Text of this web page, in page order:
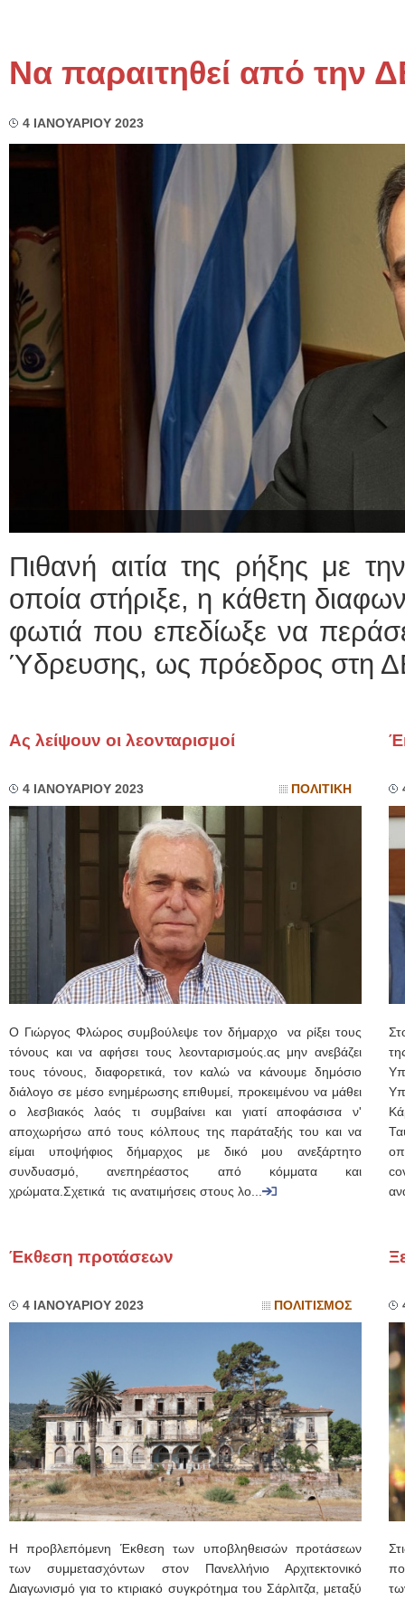
Να παραιτηθεί από την
4 ΙΑΝΟΥΑΡΙΟΥ 2023
Πιθανή αιτία της ρήξης με
οποία στήριξε, η κάθετη
φωτιά που επεδίωξε να
Ύδρευσης, ως πρόεδρος στη
Ας λείψουν οι λεονταρισμοί
4 ΙΑΝΟΥΑΡΙΟΥ 2023 ΠΟΛΙΤΙΚΗ
Ο Γιώργος Φλώρος συμβούλεψε τον δήμαρχο να ρίξει τους
τόνους και να αφήσει τους λεονταρισμούς.ας μην ανεβάζει
τους τόνους, διαφορετικά, τον καλώ να κάνουμε δημόσιο
διάλογο σε μέσο ενημέρωσης επιθυμεί, προκειμένου να μάθει
ο λεσβιακός λαός τι συμβαίνει και γιατί αποφάσισα ν'
αποχωρήσω από τους κόλπους της παράταξής του και να
είμαι υποψήφιος δήμαρχος με δικό μου ανεξάρτητο
συνδυασμό, ανεπηρέαστος από κόμματα και
χρώματα.Σχετικά τις ανατιμήσεις στους λο...
Έκθεση προτάσεων
4 ΙΑΝΟΥΑΡΙΟΥ 2023 ΠΟΛΙΤΙΣΜΟΣ
Η προβλεπόμενη Έκθεση των υποβληθεισών προτάσεων
των συμμετασχόντων στον Πανελλήνιο Αρχιτεκτονικό
Διαγωνισμό για το κτιριακό συγκρότημα του Σάρλιτζα, μεταξύ